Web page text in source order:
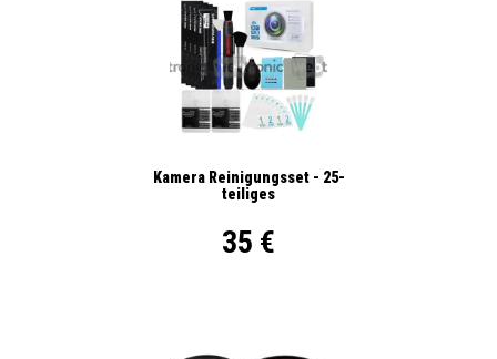
Kamera Reinigungsset - 25-
teiliges
35 €